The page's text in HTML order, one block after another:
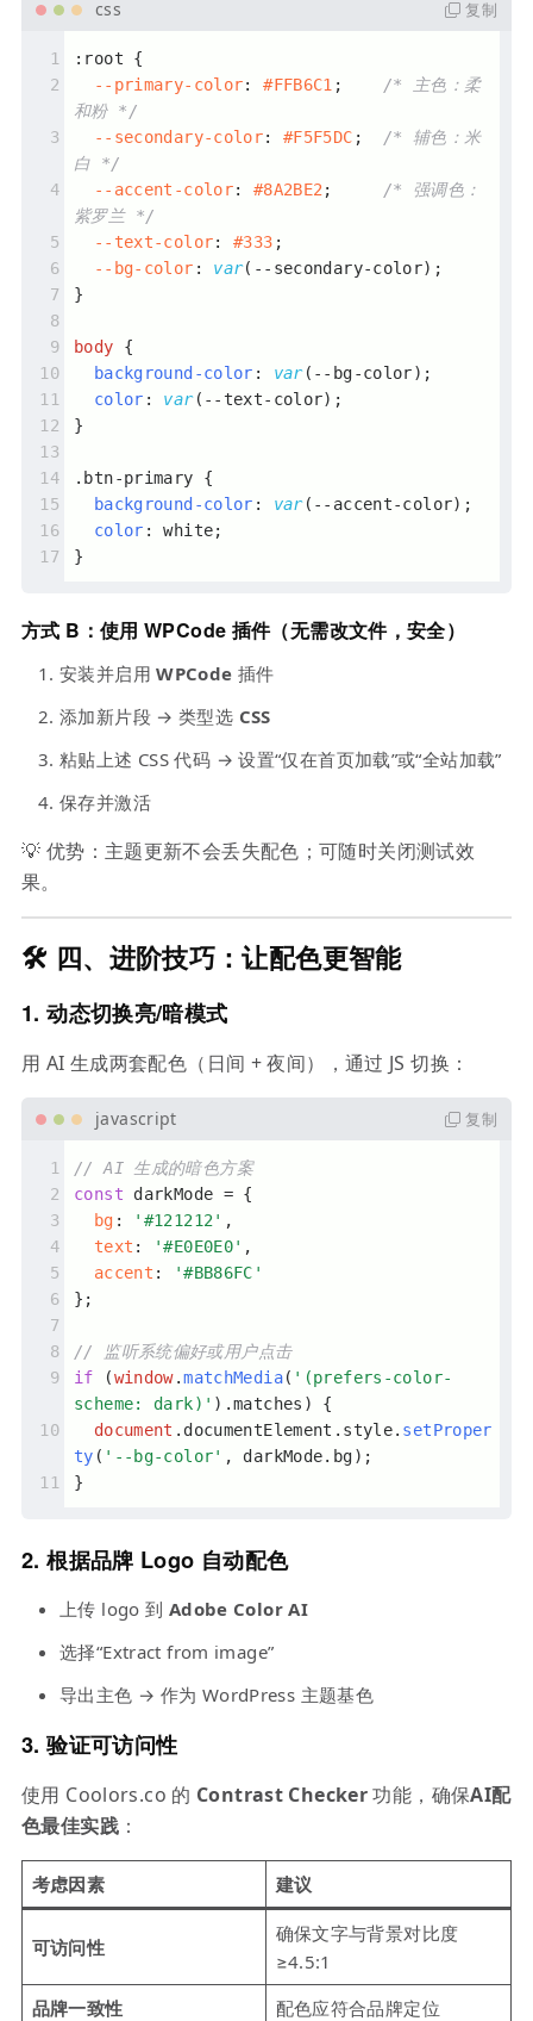
复制
:root {
--primary-color: #FFB6C1 ;
/* 主色：柔
和粉 */
--secondary-color: #F5F5DC ;
/* 辅色：米
白 */
--accent-color: #8A2BE2 ;
/* 强调色：
紫罗兰 */
--text-color: #333 ;
--bg-color : var(--secondary-color);
}
body {
background-color : var(--bg-color);
color : var(--text-color);
}
.btn-primary {
background-color : var(--accent-color);
color : white;
}
方式 B：使用 WPCode 插件（无需改文件，安全）
安装并启用WPCode 插件
添加新片段 → 类型选 CSS
粘贴上述 CSS 代码 → 设置“仅在首页加载”或“全站加载”
保存并激活
💡 优势：主题更新不会丢失配色；可随时关闭测试效
果。
🛠️ 四、进阶技巧：让配色更智能
1.动态切换亮/暗模式
用 AI 生成两套配色（日间 + 夜间），通过 JS 切换：
复制
// AI 生成的暗色方案
const darkMode = {
bg : '#121212' ,
text : '#E0E0E0' ,
accent :
'#BB86FC'
};
// 监听系统偏好或用户点击
if (window.matchMedia( '(prefers-color-
scheme: dark)' ).matches ) {
document . documentElement . style. setProper
ty ( '--bg-color' , darkMode. bg);
}
2.根据品牌 Logo 自动配色
上传 logo 到 Adobe Color AI
选择“Extract from image”
导出主色 → 作为 WordPress 主题基色
3.验证可访问性
使用 Coolors.co 的 Contrast Checker功能，确保AI配
色最佳实践：
考虑因素 建议
可访问性
确保文字与背景对比度
≥4.5:1
品牌一致性
配色应符合品牌定位